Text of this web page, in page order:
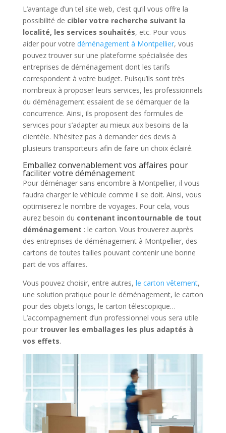
L’avantage d’un tel site web, c’est qu’il vous offre la
possibilité de cibler votre recherche suivant la
localité, les services souhaités, etc. Pour vous
aider pour votre déménagement à Montpellier, vous
pouvez trouver sur une plateforme spécialisée des
entreprises de déménagement dont les tarifs
correspondent à votre budget. Puisqu’ils sont très
nombreux à proposer leurs services, les professionnels
du déménagement essaient de se démarquer de la
concurrence. Ainsi, ils proposent des formules de
services pour s’adapter au mieux aux besoins de la
clientèle. N’hésitez pas à demander des devis à
plusieurs transporteurs afin de faire un choix éclairé.
Emballez convenablement vos affaires pour
faciliter votre déménagement
Pour déménager sans encombre à Montpellier, il vous
faudra charger le véhicule comme il se doit. Ainsi, vous
optimiserez le nombre de voyages. Pour cela, vous
aurez besoin du contenant incontournable de tout
déménagement : le carton. Vous trouverez auprès
des entreprises de déménagement à Montpellier, des
cartons de toutes tailles pouvant contenir une bonne
part de vos affaires.
Vous pouvez choisir, entre autres, le carton vêtement,
une solution pratique pour le déménagement, le carton
pour des objets longs, le carton télescopique…
L’accompagnement d’un professionnel vous sera utile
pour trouver les emballages les plus adaptés à
vos effets.